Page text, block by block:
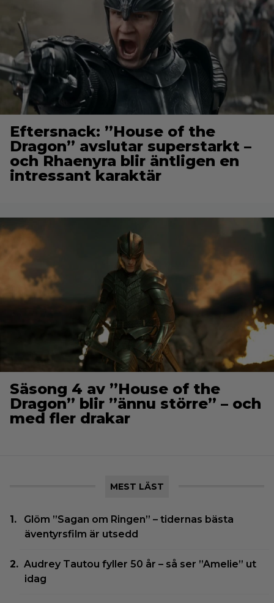
Eftersnack: ”House of the
Dragon” avslutar superstarkt –
och Rhaenyra blir äntligen en
intressant karaktär
Säsong 4 av ”House of the
Dragon” blir ”ännu större” – och
med fler drakar
MEST LÄST
Glöm ”Sagan om Ringen” – tidernas bästa
äventyrsfilm är utsedd
Audrey Tautou fyller 50 år – så ser ”Amelie” ut
idag